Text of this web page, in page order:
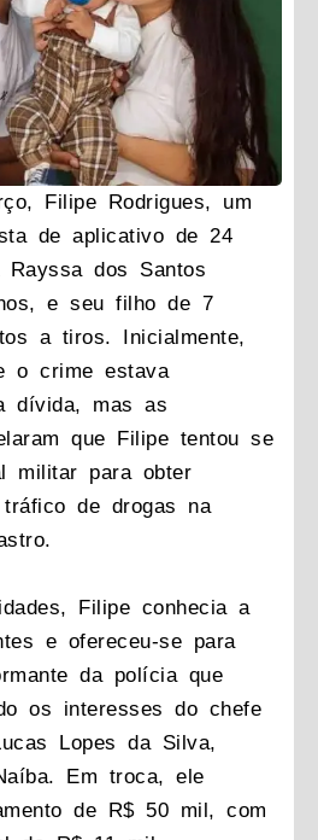
Filipe Rodrigues, um
de aplicativo de 24
dos Santos
e seu filho de 7
a tiros. Inicialmente,
o crime estava
dívida, mas as
que Filipe tentou se
militar para obter
de drogas na
Filipe conhecia a
e ofereceu-se para
da polícia que
os interesses do chefe
Lopes da Silva,
Em troca, ele
de R$ 50 mil, com